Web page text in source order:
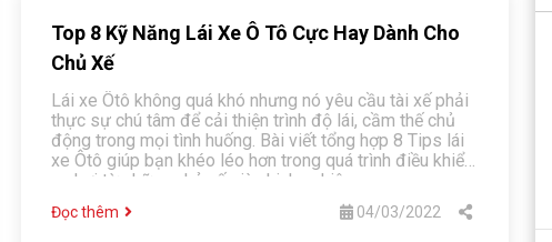
Top 8 Kỹ Năng Lái Xe Ô Tô Cực Hay Dành Cho
Chủ Xế
Lái xe Ôtô không quá khó nhưng nó yêu cầu tài xế phải
thực sự chú tâm để cải thiện trình độ lái, cầm thế chủ
động trong mọi tình huống. Bài viết tổng hợp 8 Tips lái
xe Ôtô giúp bạn khéo léo hơn trong quá trình điều khiển
xe hơi từ những chủ xế giàu kinh nghiệm.
Đọc thêm 04/03/2022